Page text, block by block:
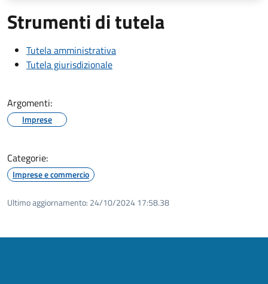
Strumenti di tutela
Tutela amministrativa
Tutela giurisdizionale
Argomenti:
Imprese
Categorie:
Imprese e commercio
Ultimo aggiornamento: 24/10/2024 17:58.38